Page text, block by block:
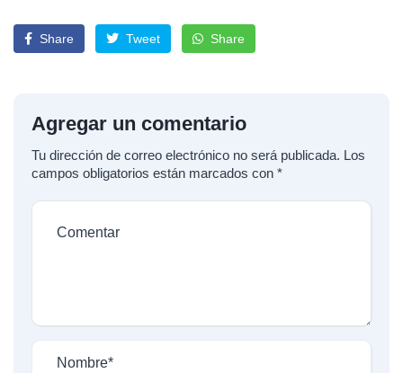
Share Tweet Share
Agregar un comentario
Tu dirección de correo electrónico no será publicada. Los
campos obligatorios están marcados con *